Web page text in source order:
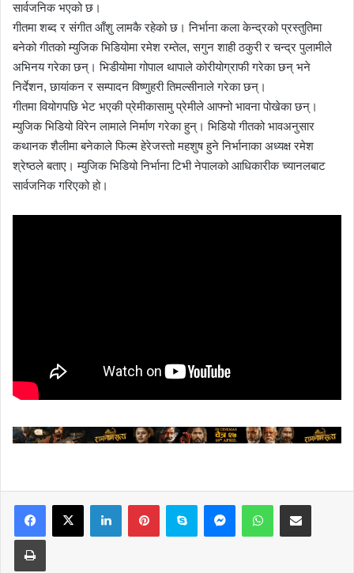
सार्वजनिक भएको छ।
गीतमा शब्द र संगीत आँशु लामकै रहेको छ। निर्भाना कला केन्द्रको प्रस्तुतिमा
बनेको गीतको म्युजिक भिडियोमा रमेश रम्तेल, सगुन शाही ठकुरी र चन्द्र पुलामीले
अभिनय गरेका छन्। भिडीयोमा गोपाल थापाले कोरीयोग्राफी गरेका छन् भने
निर्देशन, छायांकन र सम्पादन विष्णुहरी तिमल्सीनाले गरेका छन्।
गीतमा वियोगपछि भेट भएकी प्रेमीकासामु प्रेमीले आफ्नो भावना पोखेका छन्।
म्युजिक भिडियो विरेन लामाले निर्माण गरेका हुन्। भिडियो गीतको भावअनुसार
कथानक शैलीमा बनेकाले फिल्म हेरेजस्तो महशुष हुने निर्भानाका अध्यक्ष रमेश
श्रेष्ठले बताए। म्युजिक भिडियो निर्भाना टिभी नेपालको आधिकारीक च्यानलबाट
सार्वजनिक गरिएको हो।
LinkedInPinterestSkype MessengerWhatsAppShare via Email
Print